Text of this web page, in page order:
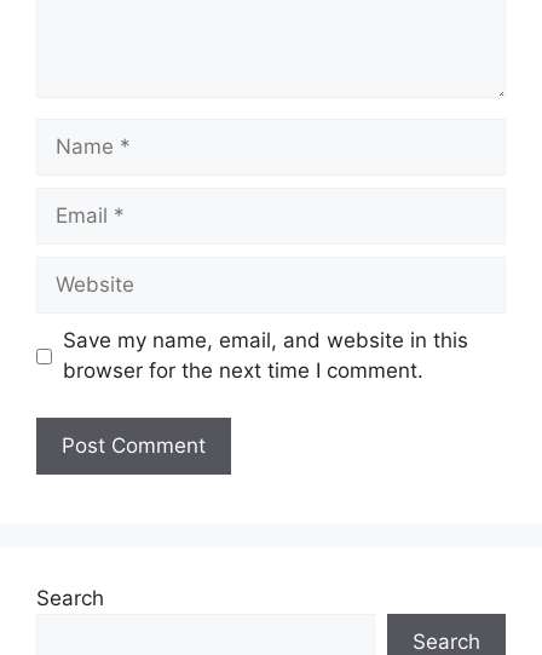
Name
Email
Website
Save my name, email, and website in this
browser for the next time I comment.
Search
Search